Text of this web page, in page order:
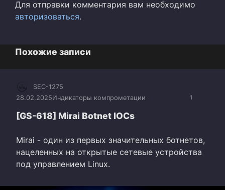
Для отправки комментария вам необходимо
авторизоваться.
Похожие записи
1
SEC-1275
28.02.2025Индикаторы компрометации
[GS-618] Mirai Botnet IOCs
Mirai - один из первых значительных ботнетов,
нацеленных на открытые сетевые устройства
под управлением Linux.